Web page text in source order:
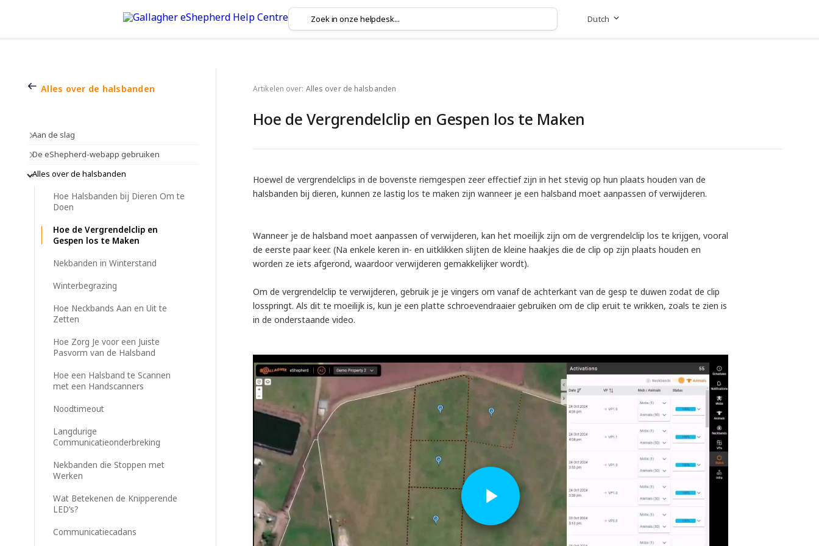
Dutch
Alles over de halsbanden
Aan de slag
De eShepherd-webapp gebruiken
Alles over de halsbanden
Hoe Halsbanden bij Dieren Om te
Doen
Hoe de Vergrendelclip en
Gespen los te Maken
Nekbanden in Winterstand
Winterbegrazing
Hoe Neckbands Aan en Uit te
Zetten
Hoe Zorg Je voor een Juiste
Pasvorm van de Halsband
Hoe een Halsband te Scannen
met een Handscanners
Noodtimeout
Langdurige
Communicatieonderbreking
Nekbanden die Stoppen met
Werken
Wat Betekenen de Knipperende
LED’s?
Communicatiecadans
Artikelen over: Alles over de halsbanden
Hoe de Vergrendelclip en Gespen los te Maken
Hoewel de vergrendelclips in de bovenste riemgespen zeer effectief zijn in het stevig op hun plaats houden van de
halsbanden bij dieren, kunnen ze lastig los te maken zijn wanneer je een halsband moet aanpassen of verwijderen.
Wanneer je de halsband moet aanpassen of verwijderen, kan het moeilijk zijn om de vergrendelclip los te krijgen, vooral
de eerste paar keer. (Na enkele keren in- en uitklikken slijten de kleine haakjes die de clip op zijn plaats houden en
worden ze iets afgerond, waardoor verwijderen gemakkelijker wordt).
Om de vergrendelclip te verwijderen, gebruik je je vingers om vanaf de achterkant van de gesp te duwen zodat de clip
losspringt. Als dit te moeilijk is, kun je een platte schroevendraaier gebruiken om de clip eruit te wrikken, zoals te zien is
in de onderstaande video.